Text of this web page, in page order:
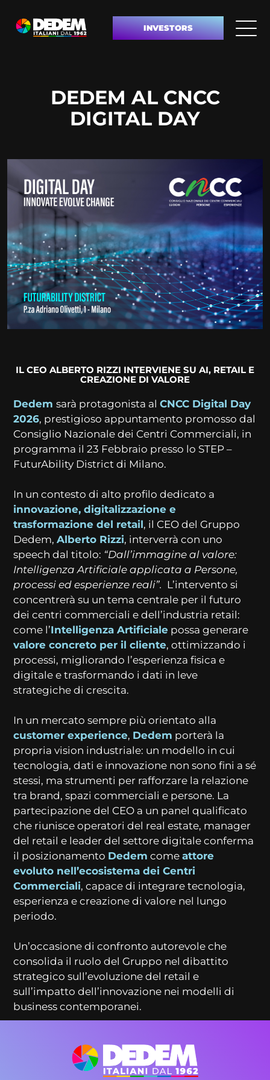
INVESTORS
DEDEM AL CNCC
DIGITAL DAY
IL CEO ALBERTO RIZZI INTERVIENE SU AI, RETAIL E
CREAZIONE DI VALORE
Dedem sarà protagonista al CNCC Digital Day
2026, prestigioso appuntamento promosso dal
Consiglio Nazionale dei Centri Commerciali, in
programma il 23 Febbraio presso lo STEP –
FuturAbility District di Milano.
In un contesto di alto profilo dedicato a
innovazione, digitalizzazione e
trasformazione del retail, il CEO del Gruppo
Dedem, Alberto Rizzi, interverrà con uno
speech dal titolo: “Dall’immagine al valore:
Intelligenza Artificiale applicata a Persone,
processi ed esperienze reali”. L’intervento si
concentrerà su un tema centrale per il futuro
dei centri commerciali e dell’industria retail:
come l’Intelligenza Artificiale possa generare
valore concreto per il cliente, ottimizzando i
processi, migliorando l’esperienza fisica e
digitale e trasformando i dati in leve
strategiche di crescita.
In un mercato sempre più orientato alla
customer experience, Dedem porterà la
propria vision industriale: un modello in cui
tecnologia, dati e innovazione non sono fini a sé
stessi, ma strumenti per rafforzare la relazione
tra brand, spazi commerciali e persone. La
partecipazione del CEO a un panel qualificato
che riunisce operatori del real estate, manager
del retail e leader del settore digitale conferma
il posizionamento Dedem come attore
evoluto nell’ecosistema dei Centri
Commerciali, capace di integrare tecnologia,
esperienza e creazione di valore nel lungo
periodo.
Un’occasione di confronto autorevole che
consolida il ruolo del Gruppo nel dibattito
strategico sull’evoluzione del retail e
sull’impatto dell’innovazione nei modelli di
business contemporanei.